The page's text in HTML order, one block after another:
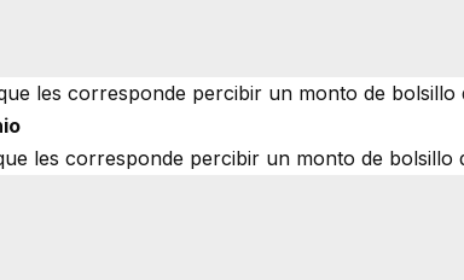
les corresponde percibir un monto de bolsillo
les corresponde percibir un monto de bolsillo